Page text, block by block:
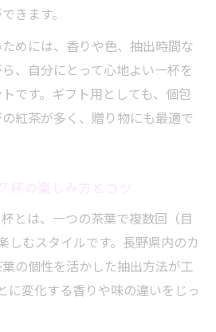
きます。
めには、香りや色、抽出時間な
、自分にとって心地よい一杯を
です。ギフト用としても、個包
紅茶が多く、贈り物にも最適で
とは、一つの茶葉で複数回（目
しむスタイルです。長野県内のカ
の個性を活かした抽出方法が工
に変化する香りや味の違いをじっ